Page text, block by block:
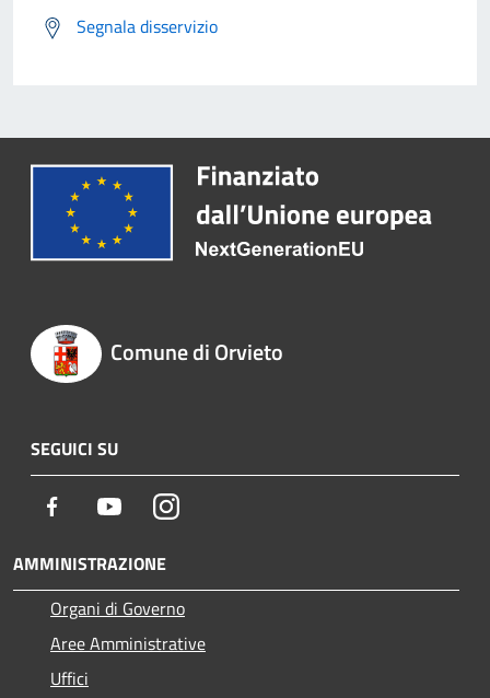
Segnala disservizio
Comune di Orvieto
SEGUICI SU
Facebook YoutubeInstagram
AMMINISTRAZIONE
Organi di Governo
Aree Amministrative
Uffici